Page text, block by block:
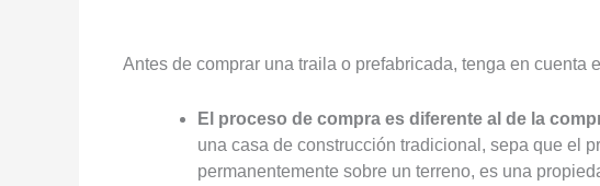
Antes de comprar una traila o prefabricada, tenga en cuenta
El proceso de compra es diferente al de la
una casa de construcción tradicional, sepa que el
permanentemente sobre un terreno, es una